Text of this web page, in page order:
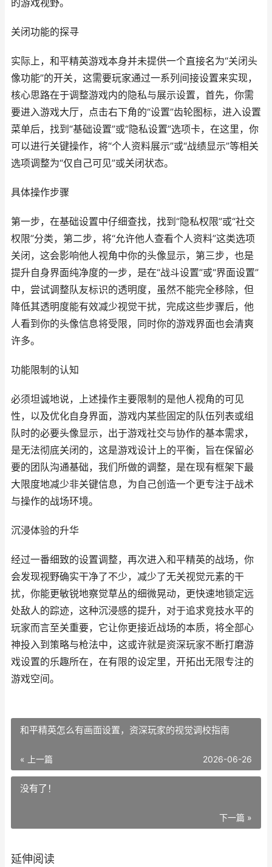
的游戏视野。
关闭功能的探寻
实际上，和平精英游戏本身并未提供一个直接名为“关闭头
像功能”的开关，这需要玩家通过一系列间接设置来实现，
核心思路在于调整游戏内的隐私与展示设置，首先，你需
要进入游戏大厅，点击右下角的“设置”齿轮图标，进入设置
菜单后，找到“基础设置”或“隐私设置”选项卡，在这里，你
可以进行关键操作，将“个人资料展示”或“战绩显示”等相关
选项调整为“仅自己可见”或关闭状态。
具体操作步骤
第一步，在基础设置中仔细查找，找到“隐私权限”或“社交
权限”分类，第二步，将“允许他人查看个人资料”这类选项
关闭，这会影响他人视角中你的头像显示，第三步，也是
提升自身界面纯净度的一步，是在“战斗设置”或“界面设置”
中，尝试调整队友标识的透明度，虽然不能完全移除，但
降低其透明度能有效减少视觉干扰，完成这些步骤后，他
人看到你的头像信息将受限，同时你的游戏界面也会清爽
许多。
功能限制的认知
必须坦诚地说，上述操作主要限制的是他人视角的可见
性，以及优化自身界面，游戏内某些固定的队伍列表或组
队时的必要头像显示，出于游戏社交与协作的基本需求，
是无法彻底关闭的，这是游戏设计上的平衡，旨在保留必
要的团队沟通基础，我们所做的调整，是在现有框架下最
大限度地减少非关键信息，为自己创造一个更专注于战术
与操作的战场环境。
沉浸体验的升华
经过一番细致的设置调整，再次进入和平精英的战场，你
会发现视野确实干净了不少，减少了无关视觉元素的干
扰，你能更敏锐地察觉草丛的细微晃动，更快速地锁定远
处敌人的踪迹，这种沉浸感的提升，对于追求竞技水平的
玩家而言至关重要，它让你更接近战场的本质，将全部心
神投入到策略与枪法中，这或许就是资深玩家不断打磨游
戏设置的乐趣所在，在有限的设定里，开拓出无限专注的
游戏空间。
和平精英怎么有画面设置，资深玩家的视觉调校指南
« 上一篇 2026-06-26
没有了！
下一篇 »
延伸阅读